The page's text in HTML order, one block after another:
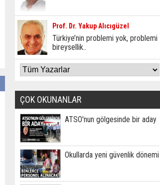
Prof. Dr. Yakup Alıcıgüzel
Türkiye’nin problemi yok, problemi
bireysellik..
ÇOK OKUNANLAR
ATSO'nun gölgesinde bir aday
Okullarda yeni güvenlik dönemi